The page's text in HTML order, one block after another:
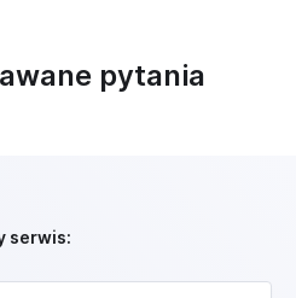
pytania
serwis: